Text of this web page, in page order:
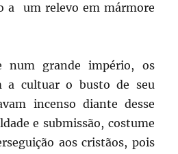
a um relevo em mármore
num grande império, os
a cultuar o busto de seu
incenso diante desse
e submissão, costume
aos cristãos, pois